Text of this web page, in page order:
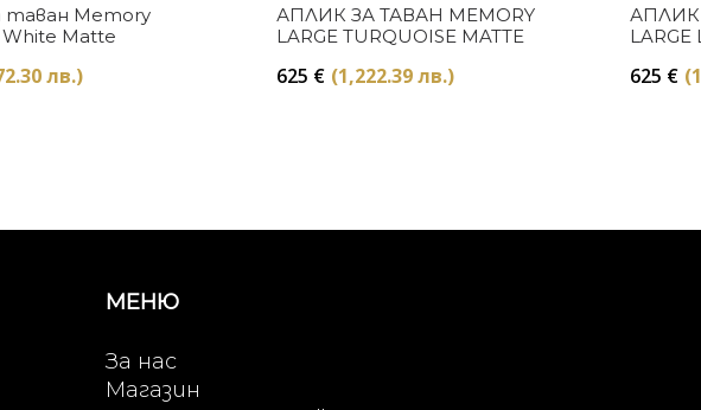
Купи
таван Memory
Matte
лв.)
Купи
АПЛИК ЗА ТАВАН MEMORY
LARGE TURQUOISE MATTE
625 € (1,222.39 лв.)
АПЛИК
LARGE
625 €
МЕНЮ
За нас
Магазин